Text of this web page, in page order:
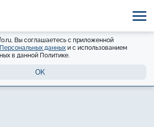
Вы соглашаетесь с приложенной
данных и с использованием
в данной Политике.
OK